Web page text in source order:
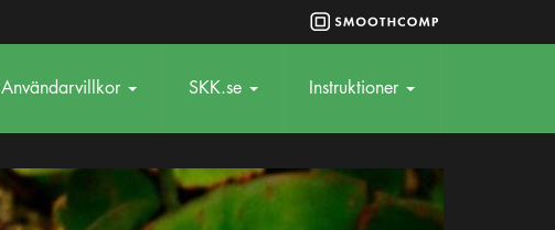
Användarvillkor SKK.se Instruktioner